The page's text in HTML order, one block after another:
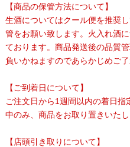
【商品の保管方法について】
生酒についてはクール便を推奨
管をお願い致します。火入れ酒
ております。商品発送後の品質
負いかねますのであらかじめご了
【ご到着日について】
ご注文日から1週間以内の着日
中のみ、商品をお取り置きいたし
【店頭引き取りについて】